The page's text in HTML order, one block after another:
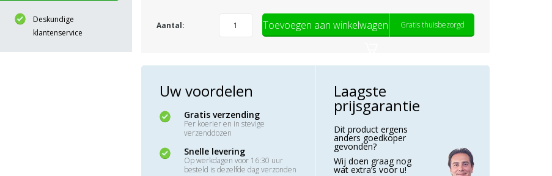
Deskundige
klantenservice
Aantal: Toevoegen aan winkelwagen Gratis thuisbezorgd
Uw voordelen
Gratis verzending
Per koerier en in stevige
verzenddozen
Snelle levering
Op werkdagen voor 16:30 uur
besteld is dezelfde dag verzonden
Laagste
prijsgarantie
Dit product ergens
anders goedkoper
gevonden?
Wij doen graag nog
wat extra’s voor u!